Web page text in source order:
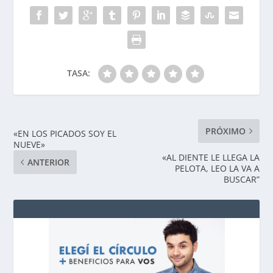
TASA:
«EN LOS PICADOS SOY EL
NUEVE»
ANTERIOR
PRÓXIMO
«AL DIENTE LE LLEGA LA
PELOTA, LEO LA VA A
BUSCAR”